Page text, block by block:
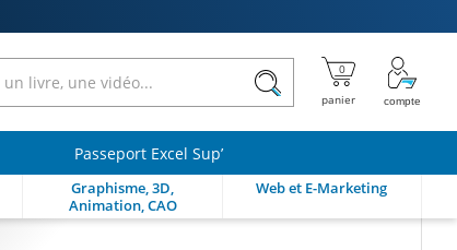
Passeport Excel Sup’
Graphisme, 3D,
Animation, CAO
Web et E-Marketing